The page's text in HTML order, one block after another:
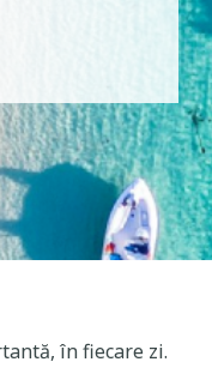
în fiecare zi.